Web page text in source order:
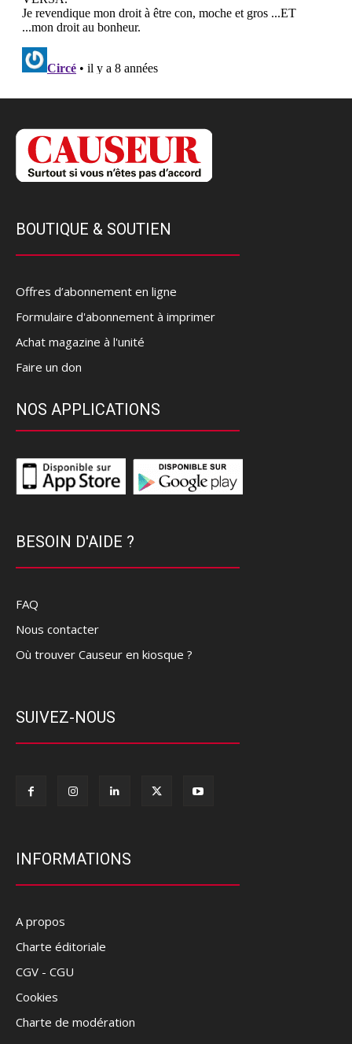
BOUTIQUE & SOUTIEN
Offres d’abonnement en ligne
Formulaire d'abonnement à imprimer
Achat magazine à l'unité
Faire un don
NOS APPLICATIONS
BESOIN D'AIDE ?
FAQ
Nous contacter
Où trouver Causeur en kiosque ?
SUIVEZ-NOUS
INFORMATIONS
A propos
Charte éditoriale
CGV - CGU
Cookies
Charte de modération